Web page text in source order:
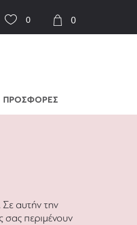
0 0
ΠΡΟΣΦΟΡΕΣ
αυτήν την
σας περιμένουν